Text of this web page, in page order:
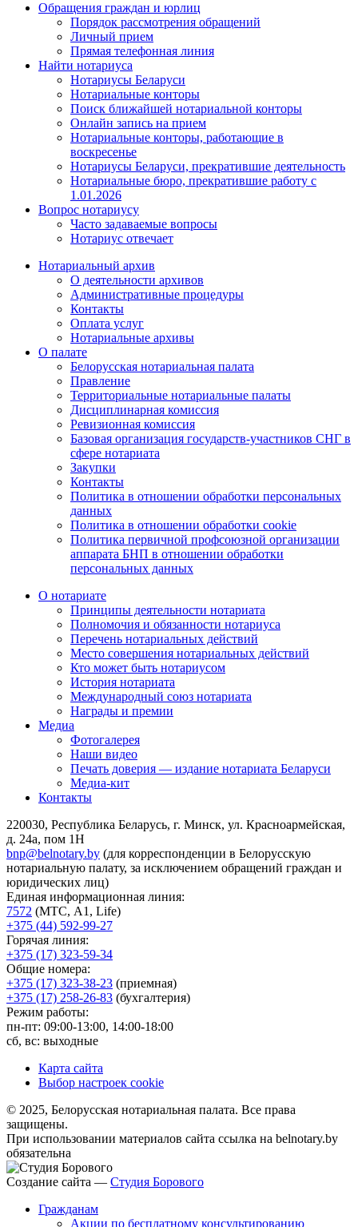
Обращения граждан и юрлиц
Порядок рассмотрения обращений
Личный прием
Прямая телефонная линия
Найти нотариуса
Нотариусы Беларуси
Нотариальные конторы
Поиск ближайшей нотариальной конторы
Онлайн запись на прием
Нотариальные конторы, работающие в
воскресенье
Нотариусы Беларуси, прекратившие деятельность
Нотариальные бюро, прекратившие работу с
1.01.2026
Вопрос нотариусу
Часто задаваемые вопросы
Нотариус отвечает
Нотариальный архив
О деятельности архивов
Административные процедуры
Контакты
Оплата услуг
Нотариальные архивы
О палате
Белорусская нотариальная палата
Правление
Территориальные нотариальные палаты
Дисциплинарная комиссия
Ревизионная комиссия
Базовая организация государств-участников СНГ в
сфере нотариата
Закупки
Контакты
Политика в отношении обработки персональных
данных
Политика в отношении обработки cookie
Политика первичной профсоюзной организации
аппарата БНП в отношении обработки
персональных данных
О нотариате
Принципы деятельности нотариата
Полномочия и обязанности нотариуса
Перечень нотариальных действий
Место совершения нотариальных действий
Кто может быть нотариусом
История нотариата
Международный союз нотариата
Награды и премии
Медиа
Фотогалерея
Наши видео
Печать доверия — издание нотариата Беларуси
Медиа-кит
Контакты
220030, Республика Беларусь, г. Минск, ул. Красноармейская,
д. 24а, пом 1Н
bnp@belnotary.by (для корреспонденции в Белорусскую
нотариальную палату, за исключением обращений граждан и
юридических лиц)
Единая информационная линия:
7572 (МТС, A1, Life)
+375 (44) 592-99-27
Горячая линия:
+375 (17) 323-59-34
Общие номера:
+375 (17) 323-38-23 (приемная)
+375 (17) 258-26-83 (бухгалтерия)
Режим работы:
пн-пт: 09:00-13:00, 14:00-18:00
сб, вс: выходные
Карта сайта
Выбор настроек cookie
© 2025, Белорусская нотариальная палата. Все права
защищены.
При использовании материалов сайта ссылка на belnotary.by
обязательна
Создание сайта — Студия Борового
Гражданам
Акции по бесплатному консультированию